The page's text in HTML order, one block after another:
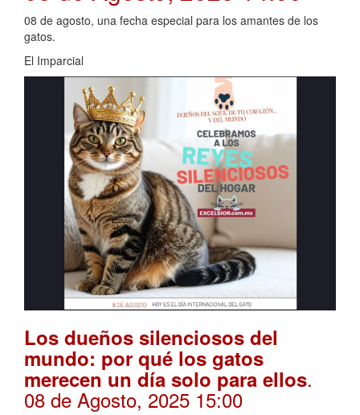
08 de agosto, una fecha especial para los amantes de los
gatos.
El Imparcial
Los dueños silenciosos del
mundo: por qué los gatos
merecen un día solo para ellos.
08 de Agosto, 2025 15:00